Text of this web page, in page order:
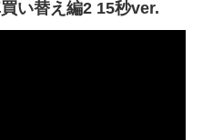
い替え編2 15秒ver.